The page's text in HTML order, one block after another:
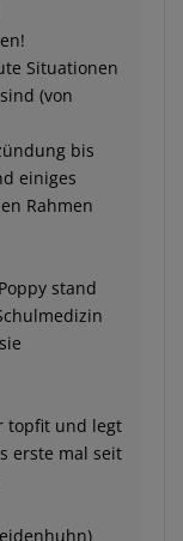
Situationen
(von
bis
einiges
Rahmen
stand
topfit und legt
erste mal seit